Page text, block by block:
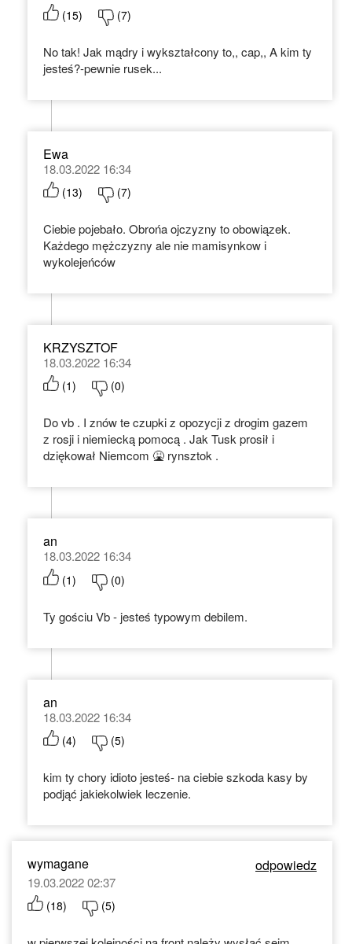
(15) (7)
No tak! Jak mądry i wykształcony to,, cap,, A kim ty
jesteś?-pewnie rusek...
Ewa
18.03.2022 16:34
(13) (7)
Ciebie pojebało. Obrońa ojczyzny to obowiązek.
Każdego mężczyzny ale nie mamisynkow i
wykolejeńców
KRZYSZTOF
18.03.2022 16:34
(1) (0)
Do vb . I znów te czupki z opozycji z drogim gazem
z rosji i niemiecką pomocą . Jak Tusk prosił i
dziękował Niemcom 🤮 rynsztok .
an
18.03.2022 16:34
(1) (0)
Ty gościu Vb - jesteś typowym debilem.
an
18.03.2022 16:34
(4) (5)
kim ty chory idioto jesteś- na ciebie szkoda kasy by
podjąć jakiekolwiek leczenie.
wymagane odpowiedz
19.03.2022 02:37
(18) (5)